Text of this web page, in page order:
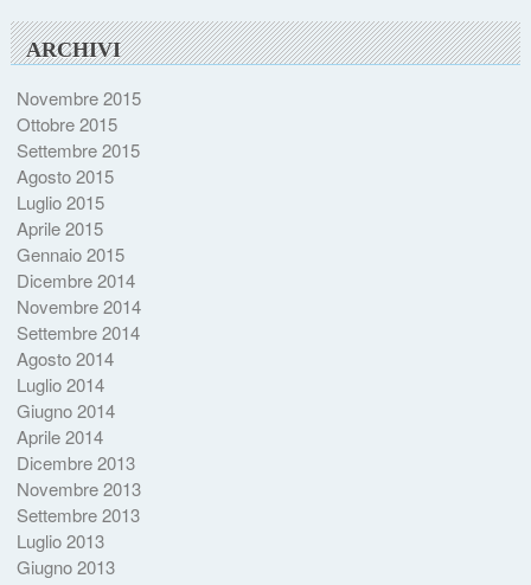
ARCHIVI
Novembre 2015
Ottobre 2015
Settembre 2015
Agosto 2015
Luglio 2015
Aprile 2015
Gennaio 2015
Dicembre 2014
Novembre 2014
Settembre 2014
Agosto 2014
Luglio 2014
Giugno 2014
Aprile 2014
Dicembre 2013
Novembre 2013
Settembre 2013
Luglio 2013
Giugno 2013